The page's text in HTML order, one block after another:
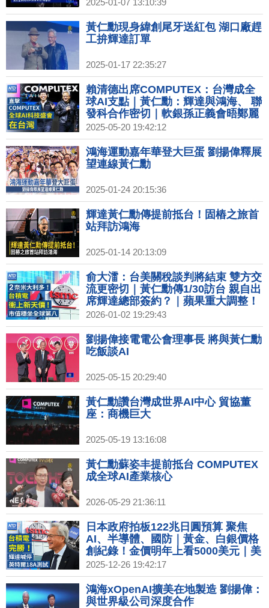
黃仁勳現身緯創尾牙送紅包 湖口廠趕
工拚輝達訂單
2025-01-17 22:35:27
賴清德出席COMPUTEX：台灣成全
球AI支點｜黃仁勳：輝達與鴻海、 聯
發科合作密切｜軟銀孫正義會晤鄭麗
君 肯定台灣科技地位｜穆迪降評 美
財長駁斥「落後指標」
2025-05-20 19:42:12
鴻海運動嘉年華登大巨蛋 劉揚偉釋展
望連線黃仁勳
2025-01-24 20:15:36
輝達黃仁勳傳提前抵台！固樁之旅首
站拜訪鴻海
2025-01-14 20:13:09
俞大㵢：台美關稅談判將結束 雙方交
流更密切｜黃仁勳傳1/30訪台 親自出
席輝達總部簽約？｜蘋果重大調整！
2026年或不發表iPhone 18｜2026超
級獨角獸IPO潮！SpaceX、OpenAI
拚兆元身價
2026-01-02 19:29:43
劉揚偉接電電公會理事長 將與黃仁勳
吃飯談AI
2025-05-15 20:29:40
黃仁勳讚台灣成世界AI中心 貿協董
座：商機巨大
2025-05-19 13:16:08
黃仁勳蘇姿丰提前抵台 COMPUTEX
成全球AI產業核心
2026-05-29 21:36:11
日本政府拍板122兆日圓預算 聚焦
AI、半導體、國防｜黃金、白銀價格
創紀錄！金價明年上看5000美元｜美
台關稅談判進度 經貿辦：安排總結會
議｜英特爾18A搶單失敗 台積電仍是
輝達最佳夥伴
2025-12-26 19:42:17
鴻海xOpenAI擴美在地製造 劉揚偉：
與世界級公司深度合作